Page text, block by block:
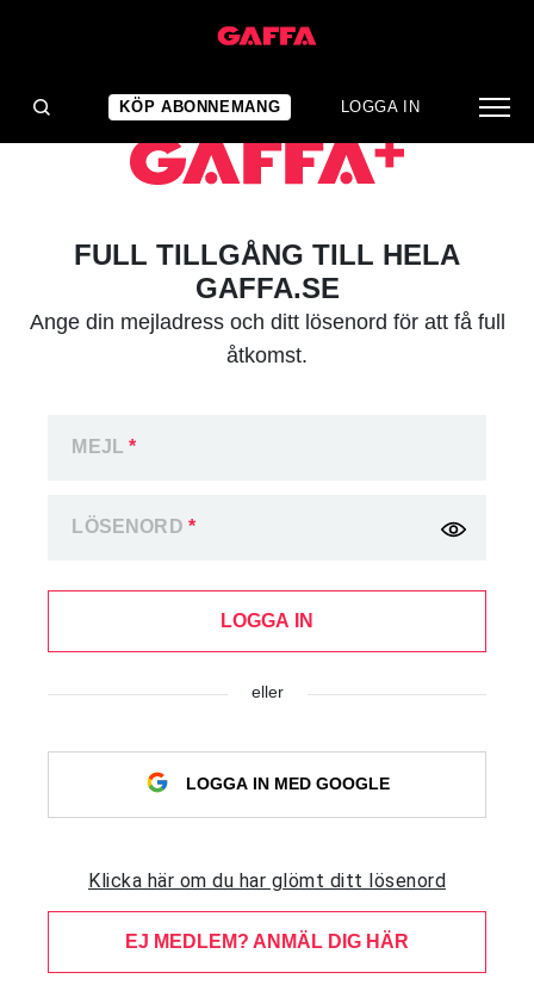
KÖP ABONNEMANG LOGGA IN
FULL TILLGÅNG TILL HELA
GAFFA.SE
Ange din mejladress och ditt lösenord för att få full
åtkomst.
MEJL*
LÖSENORD *
LOGGA IN
eller
LOGGA IN MED GOOGLE
Klicka här om du har glömt ditt lösenord
EJ MEDLEM? ANMÄL DIG HÄR